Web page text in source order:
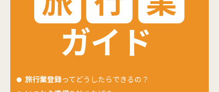
旅行業登録ってどうしたらできるの？